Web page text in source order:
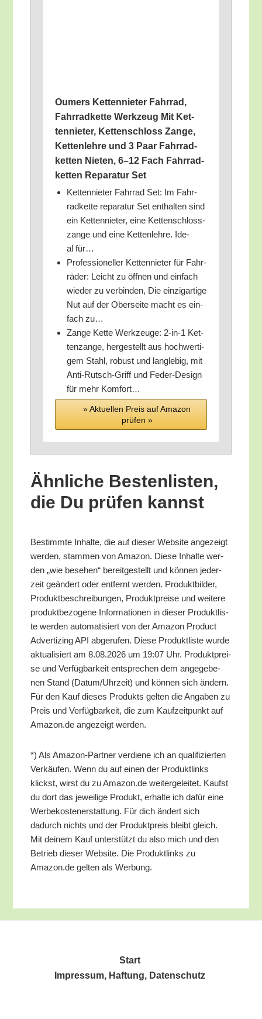
Oumers Ket­ten­nie­ter Fahr­rad,
Fahr­rad­ket­te Werk­zeug Mit Ket­
ten­nie­ter, Ket­ten­schloss Zan­ge,
Ket­ten­leh­re und 3 Paar Fahr­rad­
ket­ten Nie­ten, 6–12 Fach Fahr­rad­
ket­ten Repa­ra­tur Set
Ket­ten­nie­ter Fahr­rad Set: Im Fahr­
rad­ket­te repa­ra­tur Set ent­hal­ten sind
ein Ket­ten­nie­ter, eine Ket­ten­schloss­
zan­ge und eine Ket­ten­leh­re. Ide­
al für…
Pro­fes­sio­nel­ler Ket­ten­nie­ter für Fahr­
rä­der: Leicht zu öff­nen und ein­fach
wie­der zu ver­bin­den, Die ein­zig­ar­ti­ge
Nut auf der Ober­sei­te macht es ein­
fach zu…
Zan­ge Ket­te Werk­zeu­ge: 2‑in‑1 Ket­
ten­zan­ge, her­ge­stellt aus hoch­wer­ti­
gem Stahl, robust und lang­le­big, mit
Anti-Rutsch-Griff und Feder-Design
für mehr Komfort…
» Aktu­el­len Preis auf Ama­zon
prü­fen »
Ähn­li­che Bes­ten­lis­ten,
die Du prü­fen kannst
Bestimm­te Inhal­te, die auf die­ser Web­site ange­zeigt
wer­den, stam­men von Ama­zon. Die­se Inhal­te wer­
den „wie bese­hen“ bereit­ge­stellt und kön­nen jeder­
zeit geän­dert oder ent­fernt wer­den. Pro­dukt­bil­der,
Pro­dukt­be­schrei­bun­gen, Pro­dukt­prei­se und wei­te­re
pro­dukt­be­zo­ge­ne Infor­ma­tio­nen in die­ser Pro­dukt­lis­
te wer­den auto­ma­ti­siert von der Ama­zon Pro­duct
Adver­tiz­ing API abge­ru­fen. Die­se Pro­dukt­lis­te wur­de
aktua­li­siert am 8.08.2026 um 19:07 Uhr. Pro­dukt­prei­
se und Ver­füg­bar­keit ent­spre­chen dem ange­ge­be­
nen Stand (Datum/​Uhrzeit) und kön­nen sich ändern.
Für den Kauf die­ses Pro­dukts gel­ten die Anga­ben zu
Preis und Ver­füg­bar­keit, die zum Kauf­zeit­punkt auf
Amazon.de ange­zeigt werden.
*) Als Ama­zon-Part­ner ver­die­ne ich an qua­li­fi­zier­ten
Ver­käu­fen. Wenn du auf einen der Pro­dukt­links
klickst, wirst du zu Amazon.de wei­ter­ge­lei­tet. Kaufst
du dort das jewei­li­ge Pro­dukt, erhal­te ich dafür eine
Wer­be­kos­ten­er­stat­tung. Für dich ändert sich
dadurch nichts und der Pro­dukt­preis bleibt gleich.
Mit dei­nem Kauf unter­stützt du also mich und den
Betrieb die­ser Web­site. Die Pro­dukt­links zu
Amazon.de gel­ten als Werbung.
Start
Impres­sum, Haf­tung, Datenschutz